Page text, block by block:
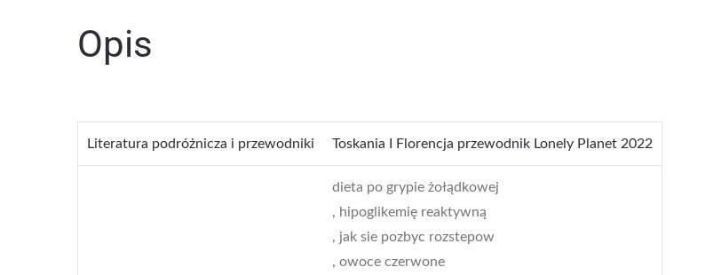
Opis
Literatura podróżnicza i przewodniki Toskania I Florencja przewodnik Lonely Planet 2022
dieta po grypie żołądkowej
, hipoglikemię reaktywną
, jak sie pozbyc rozstepow
, owoce czerwone